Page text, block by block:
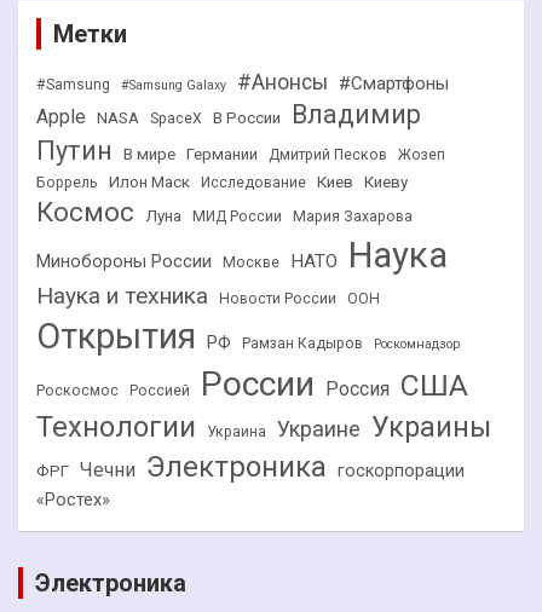
Метки
#Samsung #Samsung Galaxy #Анонсы #Смартфоны
Apple NASA SpaceX В России
Владимир
Путин
В мире Германии Дмитрий Песков
Жозеп
Боррель
Илон Маск Исследование Киев Киеву
Космос Луна МИД России Мария Захарова
Минобороны России Москве НАТО Наука
Наука и техника Новости России ООН
Открытия РФ Рамзан Кадыров Роскомнадзор
Роскосмос Россией России Россия США
Технологии Украина Украине Украины
ФРГ Чечни Электроника госкорпорации
«Ростех»
Электроника